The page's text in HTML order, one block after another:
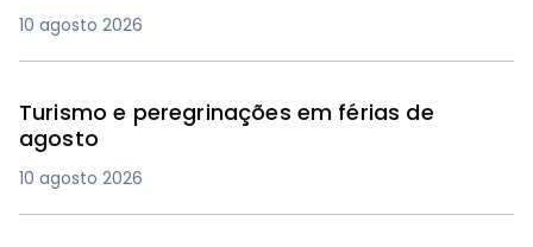
10 agosto 2026
Turismo e peregrinações em férias de
agosto
10 agosto 2026